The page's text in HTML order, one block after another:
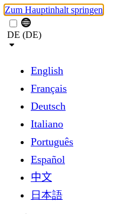
Zum Hauptinhalt springen
DE (DE)
English
Français
Deutsch
Italiano
Português
Español
中文
日本語